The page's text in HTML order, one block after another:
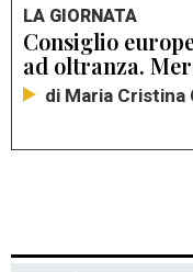
LA GIORNATA
Consiglio
ad oltranza.
di Maria Cristina